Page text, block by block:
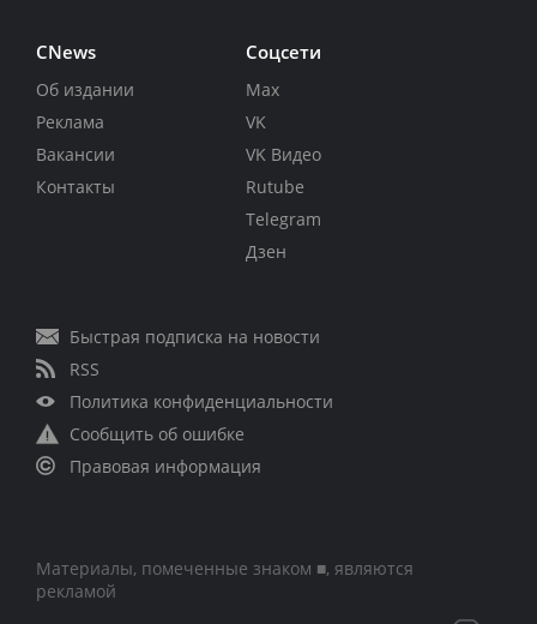
CNews
Об издании
Реклама
Вакансии
Контакты
Соцсети
Max
VK
VK Видео
Rutube
Telegram
Дзен
Быстрая подписка на новости
RSS
Политика конфиденциальности
Сообщить об ошибке
Правовая информация
Материалы, помеченные знаком ■, являются
рекламой